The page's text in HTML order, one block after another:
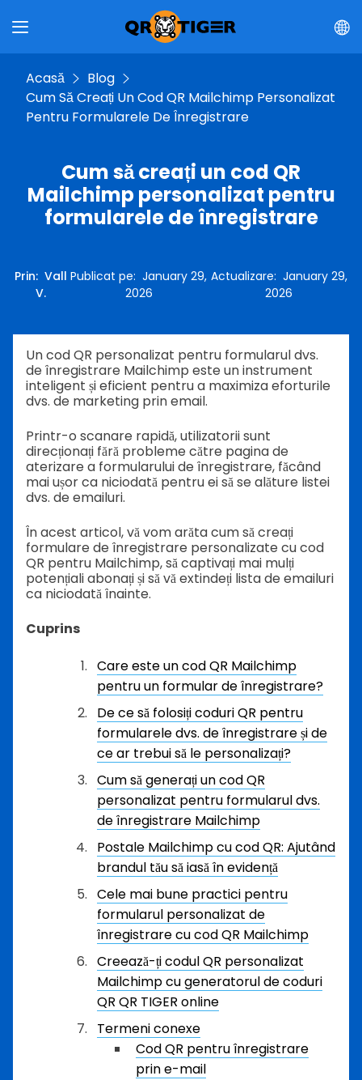
Acasă
Blog
Cum Să Creați Un Cod QR Mailchimp Personalizat
Pentru Formularele De Înregistrare
Cum să creați un cod QR
Mailchimp personalizat pentru
formularele de înregistrare
Prin: Vall
V.
Publicat pe:January 29,
2026
Actualizare: January 29,
2026
Un cod QR personalizat pentru formularul dvs.
de înregistrare Mailchimp este un instrument
inteligent și eficient pentru a maximiza eforturile
dvs. de marketing prin email.
Printr-o scanare rapidă, utilizatorii sunt
direcționați fără probleme către pagina de
aterizare a formularului de înregistrare, făcând
mai ușor ca niciodată pentru ei să se alăture listei
dvs. de emailuri.
În acest articol, vă vom arăta cum să creați
formulare de înregistrare personalizate cu cod
QR pentru Mailchimp, să captivați mai mulți
potențiali abonați și să vă extindeți lista de emailuri
ca niciodată înainte.
Cuprins
Care este un cod QR Mailchimp
pentru un formular de înregistrare?
De ce să folosiți coduri QR pentru
formularele dvs. de înregistrare și de
ce ar trebui să le personalizați?
Cum să generați un cod QR
personalizat pentru formularul dvs.
de înregistrare Mailchimp
Postale Mailchimp cu cod QR: Ajutând
brandul tău să iasă în evidență
Cele mai bune practici pentru
formularul personalizat de
înregistrare cu cod QR Mailchimp
Creează-ți codul QR personalizat
Mailchimp cu generatorul de coduri
QR QR TIGER online
Termeni conexe
Cod QR pentru înregistrare
prin e-mail